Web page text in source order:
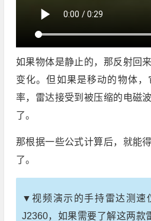
如果物体是静止的，那反射回
变化。但如果是移动的物体
率，雷达接受到被压缩的电磁
了。
那根据一些公式计算后，就能
了。
▼视频演示的手持雷达测速
J2360，如果需要了解这两款